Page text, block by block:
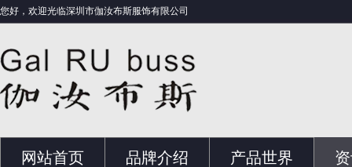
您好，欢迎光临深圳市伽汝布斯服饰有限公司
网站首页 品牌介绍 产品世界